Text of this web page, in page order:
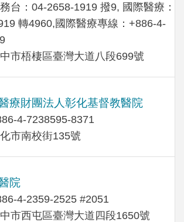
台：04-2658-1919 撥9, 國際醫療：
轉4960,國際醫療專線：+886-4-
市梧棲區臺灣大道八段699號
療財團法人彰化基督教醫院
4-7238595-8371
市南校街135號
院
4-2359-2525 #2051
市西屯區臺灣大道四段1650號